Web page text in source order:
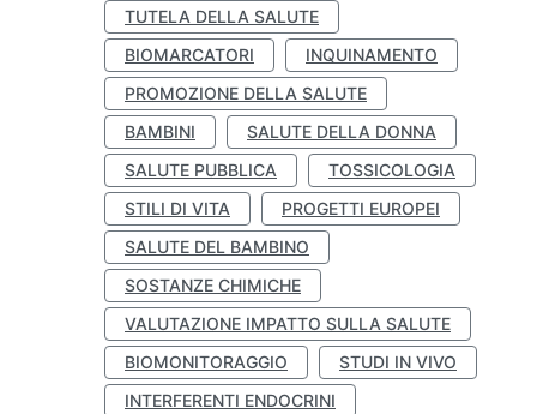
TUTELA DELLA SALUTE
BIOMARCATORI
INQUINAMENTO
PROMOZIONE DELLA SALUTE
BAMBINI
SALUTE DELLA DONNA
SALUTE PUBBLICA
TOSSICOLOGIA
STILI DI VITA
PROGETTI EUROPEI
SALUTE DEL BAMBINO
SOSTANZE CHIMICHE
VALUTAZIONE IMPATTO SULLA SALUTE
BIOMONITORAGGIO
STUDI IN VIVO
INTERFERENTI ENDOCRINI